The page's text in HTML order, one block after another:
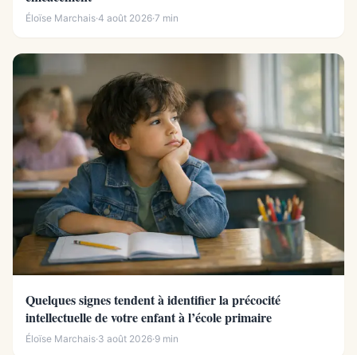
Éloïse Marchais·4 août 2026·7 min
Quelques signes tendent à identifier la précocité
intellectuelle de votre enfant à l’école primaire
Éloïse Marchais·3 août 2026·9 min